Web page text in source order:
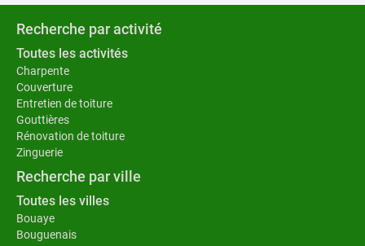
Recherche par activité
Toutes les activités
Charpente
Couverture
Entretien de toiture
Gouttières
Rénovation de toiture
Zinguerie
Recherche par ville
Toutes les villes
Bouaye
Bouguenais